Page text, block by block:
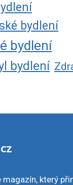
bydlení
bydlení
bydlení
který